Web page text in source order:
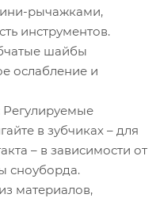
рычажками,
инструментов.
шайбы
ослабление и
Регулируемые
в зубчиках – для
– в зависимости от
сноуборда.
материалов,